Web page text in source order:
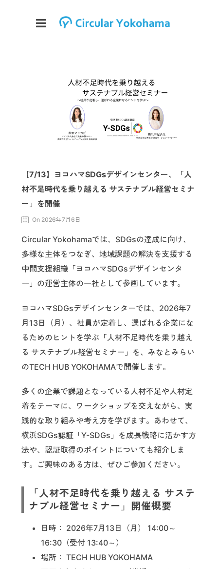
【7/13】ヨコハマSDGsデザインセンター、「人
材不足時代を乗り越える サステナブル経営セミナ
ー」を開催
On 2026年7月6日
Circular Yokohamaでは、SDGsの達成に向け、
多様な主体をつなぎ、地域課題の解決を支援する
中間支援組織「ヨコハマSDGsデザインセンタ
ー」の運営主体の一社として参画しています。
ヨコハマSDGsデザインセンターでは、2026年7
月13日（月）、社員が定着し、選ばれる企業にな
るためのヒントを学ぶ「人材不足時代を乗り越え
る サステナブル経営セミナー」を、みなとみらい
のTECH HUB YOKOHAMAで開催します。
多くの企業で課題となっている人材不足や人材定
着をテーマに、ワークショップを交えながら、実
践的な取り組みや考え方を学びます。あわせて、
横浜SDGs認証「Y-SDGs」を成長戦略に活かす方
法や、認証取得のポイントについても紹介しま
す。ご興味のある方は、ぜひご参加ください。
「人材不足時代を乗り越える サステ
ナブル経営セミナー」開催概要
日時： 2026年7月13日（月） 14:00～
16:30（受付 13:40～）
場所： TECH HUB YOKOHAMA